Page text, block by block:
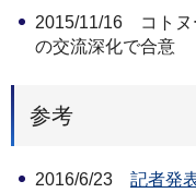
2015/11/16 コトヌ
の交流深化で合意
参考
2016/6/23 記者発